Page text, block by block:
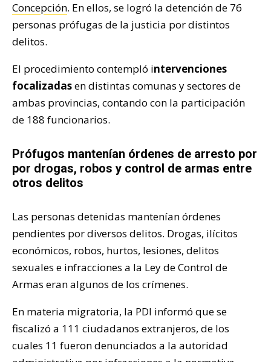
Concepción. En ellos, se logró la detención de 76
personas prófugas de la justicia por distintos
delitos.
El procedimiento contempló intervenciones
focalizadasen distintas comunas y sectores de
ambas provincias, contando con la participación
de 188 funcionarios.
Prófugos mantenían órdenes de arresto por
por drogas, robos y control de armas entre
otros delitos
Las personas detenidas mantenían órdenes
pendientes por diversos delitos. Drogas, ilícitos
económicos, robos, hurtos, lesiones, delitos
sexuales e infracciones a la Ley de Control de
Armas eran algunos de los crímenes.
En materia migratoria, la PDI informó que se
fiscalizó a 111 ciudadanos extranjeros, de los
cuales 11 fueron denunciados a la autoridad